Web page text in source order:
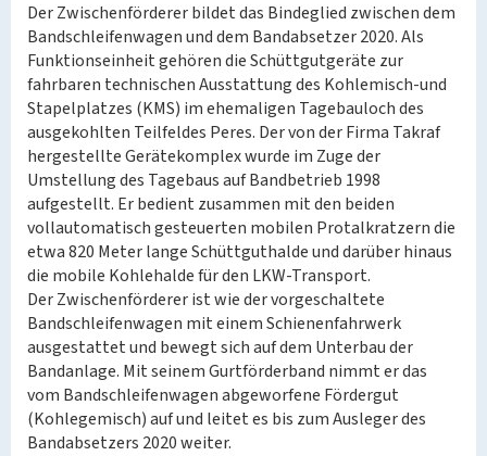
Der Zwischenförderer bildet das Bindeglied zwischen dem
Bandschleifenwagen und dem Bandabsetzer 2020. Als
Funktionseinheit gehören die Schüttgutgeräte zur
fahrbaren technischen Ausstattung des Kohlemisch-und
Stapelplatzes (KMS) im ehemaligen Tagebauloch des
ausgekohlten Teilfeldes Peres. Der von der Firma Takraf
hergestellte Gerätekomplex wurde im Zuge der
Umstellung des Tagebaus auf Bandbetrieb 1998
aufgestellt. Er bedient zusammen mit den beiden
vollautomatisch gesteuerten mobilen Protalkratzern die
etwa 820 Meter lange Schüttguthalde und darüber hinaus
die mobile Kohlehalde für den LKW-Transport.
Der Zwischenförderer ist wie der vorgeschaltete
Bandschleifenwagen mit einem Schienenfahrwerk
ausgestattet und bewegt sich auf dem Unterbau der
Bandanlage. Mit seinem Gurtförderband nimmt er das
vom Bandschleifenwagen abgeworfene Fördergut
(Kohlegemisch) auf und leitet es bis zum Ausleger des
Bandabsetzers 2020 weiter.